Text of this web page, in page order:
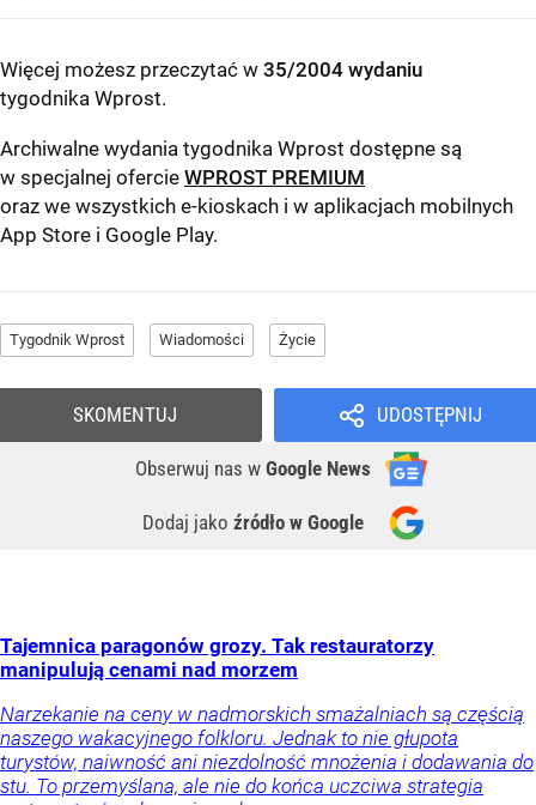
Więcej możesz przeczytać w 35/2004 wydaniu
tygodnika Wprost.
Archiwalne wydania tygodnika Wprost dostępne są
w specjalnej ofercie WPROST PREMIUM
oraz we wszystkich e-kioskach i w aplikacjach mobilnych
App Store i Google Play.
Tygodnik Wprost Wiadomości Życie
UDOSTĘPNIJ
Obserwuj nas w Google News
Dodaj jako źródło w Google
SKOMENTUJ
Tajemnica paragonów grozy. Tak restauratorzy
manipulują cenami nad morzem
Narzekanie na ceny w nadmorskich smażalniach są częścią
naszego wakacyjnego folkloru. Jednak to nie głupota
turystów, naiwność ani niezdolność mnożenia i dodawania do
stu. To przemyślana, ale nie do końca uczciwa strategia